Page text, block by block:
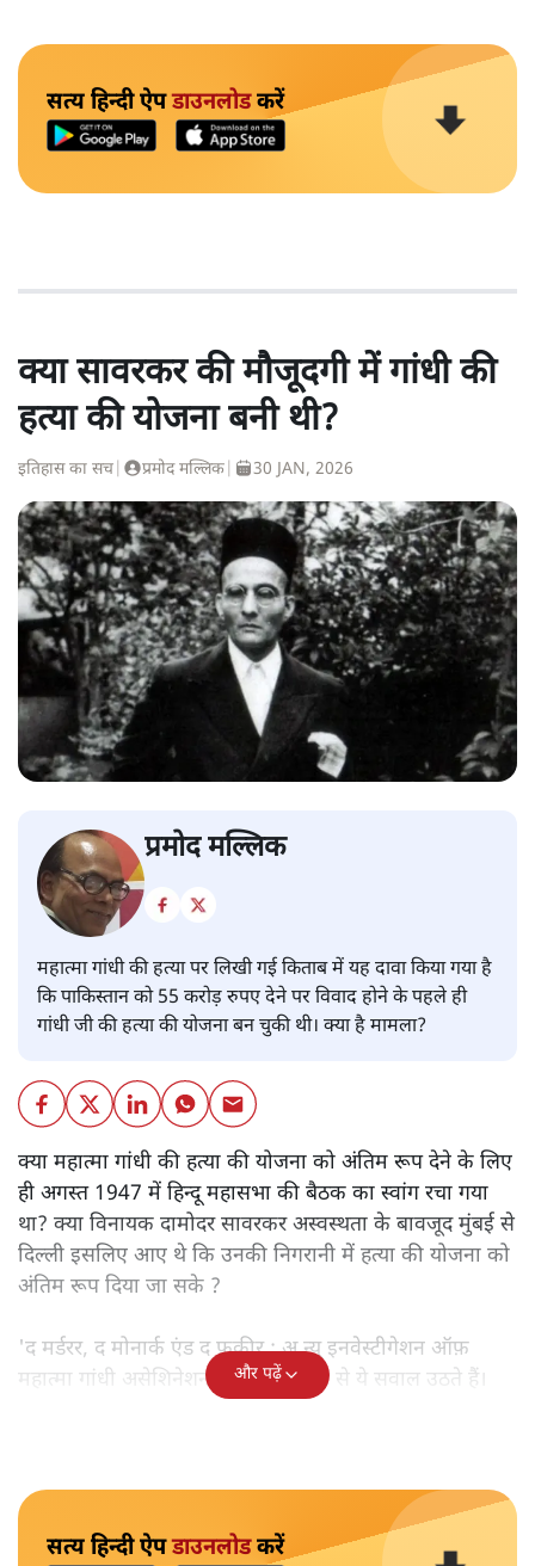
सत्य हिन्दी ऐपडाउनलोडकरें
क्या सावरकर की मौजूदगी में गांधी की
हत्या की योजना बनी थी?
इतिहास का सच प्रमोद मल्लिक 30 JAN, 2026
प्रमोद मल्लिक
महात्मा गांधी की हत्या पर लिखी गई किताब में यह दावा किया गया है
कि पाकिस्तान को 55 करोड़ रुपए देने पर विवाद होने के पहले ही
गांधी जी की हत्या की योजना बन चुकी थी। क्या है मामला?
क्या महात्मा गांधी की हत्या की योजना को अंतिम रूप देने के लिए
ही अगस्त 1947 में हिन्दू महासभा की बैठक का स्वांग रचा गया
था? क्या विनायक दामोदर सावरकर अस्वस्थता के बावजूद मुंबई से
दिल्ली इसलिए आए थे कि उनकी निगरानी में हत्या की योजना को
अंतिम रूप दिया जा सके ?
'द मर्डरर, द मोनार्क एंड द फ़कीर : अ न्यू इनवेस्टीगेशन ऑफ़
महात्मा गांधी असेशिनेशन' नामक किताब से ये सवाल उठते हैं।
और पढ़ें
सत्य हिन्दी ऐपडाउनलोडकरें